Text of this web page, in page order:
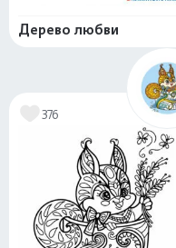
Дерево любви
376